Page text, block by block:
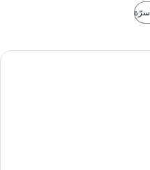
بار وخزنة داخل الغرفة ومكتب